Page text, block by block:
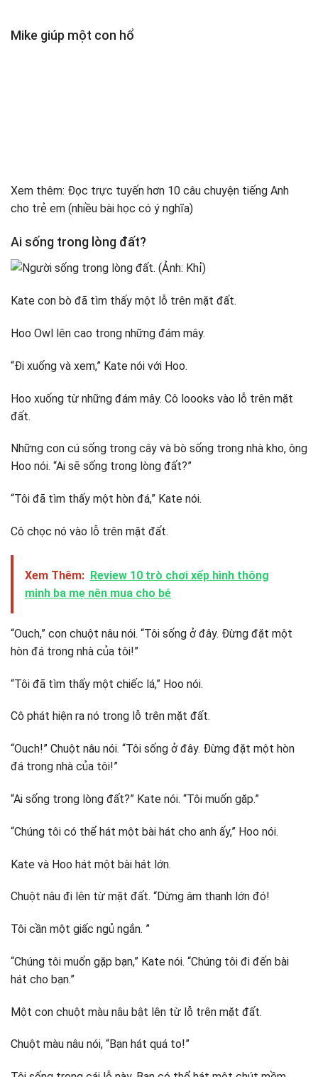
Mike giúp một con hổ
Xem thêm: Đọc trực tuyến hơn 10 câu chuyện tiếng Anh
cho trẻ em (nhiều bài học có ý nghĩa)
Ai sống trong lòng đất?
Kate con bò đã tìm thấy một lỗ trên mặt đất.
Hoo Owl lên cao trong những đám mây.
“Đi xuống và xem,” Kate nói với Hoo.
Hoo xuống từ những đám mây. Cô loooks vào lỗ trên mặt
đất.
Những con cú sống trong cây và bò sống trong nhà kho, ông
Hoo nói. “Ai sẽ sống trong lòng đất?”
“Tôi đã tìm thấy một hòn đá,” Kate nói.
Cô chọc nó vào lỗ trên mặt đất.
Xem Thêm: Review 10 trò chơi xếp hình thông
minh ba mẹ nên mua cho bé
“Ouch,” con chuột nâu nói. “Tôi sống ở đây. Đừng đặt một
hòn đá trong nhà của tôi!”
“Tôi đã tìm thấy một chiếc lá,” Hoo nói.
Cô phát hiện ra nó trong lỗ trên mặt đất.
“Ouch!” Chuột nâu nói. “Tôi sống ở đây. Đừng đặt một hòn
đá trong nhà của tôi!”
“Ai sống trong lòng đất?” Kate nói. “Tôi muốn gặp.”
“Chúng tôi có thể hát một bài hát cho anh ấy,” Hoo nói.
Kate và Hoo hát một bài hát lớn.
Chuột nâu đi lên từ mặt đất. “Dừng âm thanh lớn đó!
Tôi cần một giấc ngủ ngắn. ”
“Chúng tôi muốn gặp bạn,” Kate nói. “Chúng tôi đi đến bài
hát cho bạn.”
Một con chuột màu nâu bật lên từ lỗ trên mặt đất.
Chuột màu nâu nói, “Bạn hát quá to!”